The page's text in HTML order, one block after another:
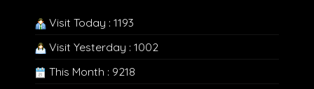
Visit Today : 1193
Visit Yesterday : 1002
This Month : 9218